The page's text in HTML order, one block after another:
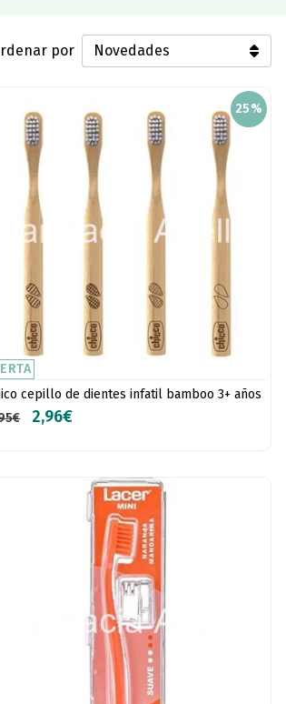
por
25%
cepillo de dientes infatil bamboo 3+ años
2,96€